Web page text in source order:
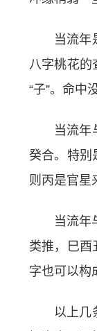
当流年
八字桃花的
“子”。命中
当流年
癸合。特别
则丙是官星
当流年
类推，巳酉
字也可以构
以上几